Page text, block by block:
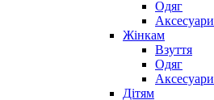
Одяг
Аксесуари
Жінкам
Взуття
Одяг
Аксесуари
Дітям